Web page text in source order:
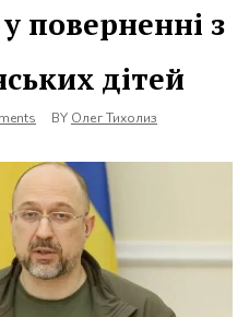
поверненні з
дітей
BY Олег Тихолиз